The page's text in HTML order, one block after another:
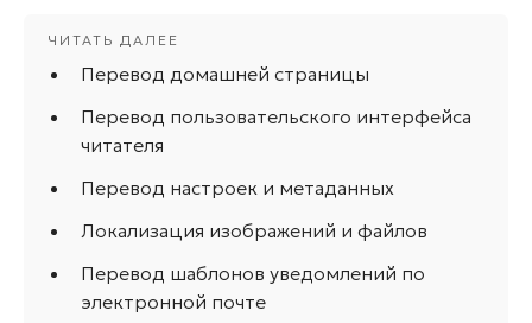
Перевод домашней страницы
Перевод пользовательского интерфейса
читателя
Перевод настроек и метаданных
Локализация изображений и файлов
Перевод шаблонов уведомлений по
электронной почте